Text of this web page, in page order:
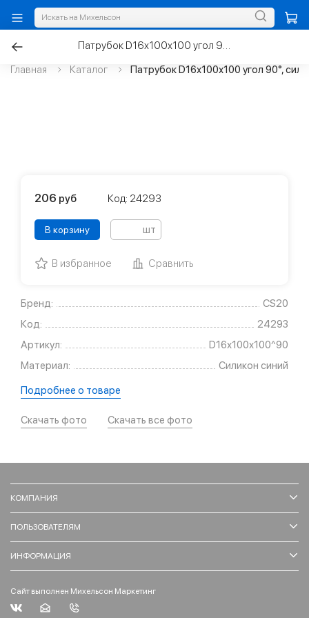
Главная Каталог Патрубок D16х100х100 угол 90°,
Бренд:
CS20
Код:
24293
Артикул:
D16х100х100^90
Материал:
Силикон синий
Подробнее о товаре
Скачать фото Скачать все фото
206 руб Код: 24293
В корзину шт
В избранное Сравнить
КОМПАНИЯ
ПОЛЬЗОВАТЕЛЯМ
ИНФОРМАЦИЯ
Сайт выполнен Михельсон Маркетинг